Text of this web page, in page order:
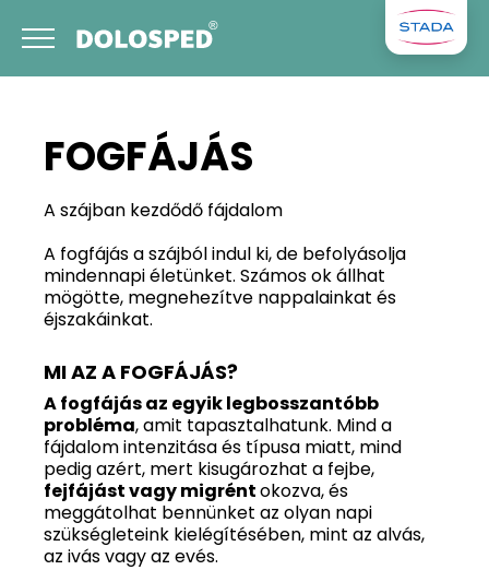
FOGFÁJÁS
A szájban kezdődő fájdalom
A fogfájás a szájból indul ki, de befolyásolja
mindennapi életünket. Számos ok állhat
mögötte, megnehezítve nappalainkat és
éjszakáinkat.
MI AZ A FOGFÁJÁS?
A fogfájás az egyik legbosszantóbb
probléma, amit tapasztalhatunk. Mind a
fájdalom intenzitása és típusa miatt, mind
pedig azért, mert kisugározhat a fejbe,
fejfájást vagy migréntokozva, és
meggátolhat bennünket az olyan napi
szükségleteink kielégítésében, mint az alvás,
az ivás vagy az evés.